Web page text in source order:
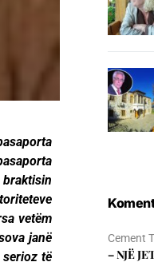
vetëm
janë
serioz të
Cement
– NJЁ